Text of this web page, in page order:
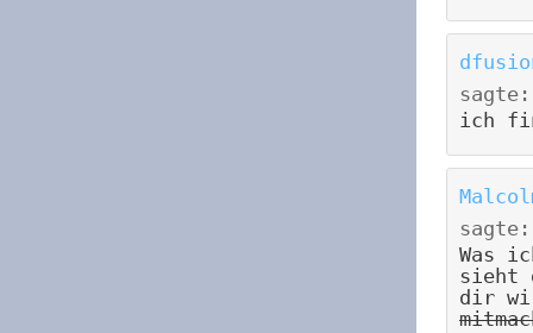
sagte:
ich
sagte:
Was
sieht
dir